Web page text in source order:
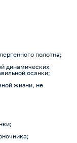
полотна;
динамических
осанки;
жизни, не